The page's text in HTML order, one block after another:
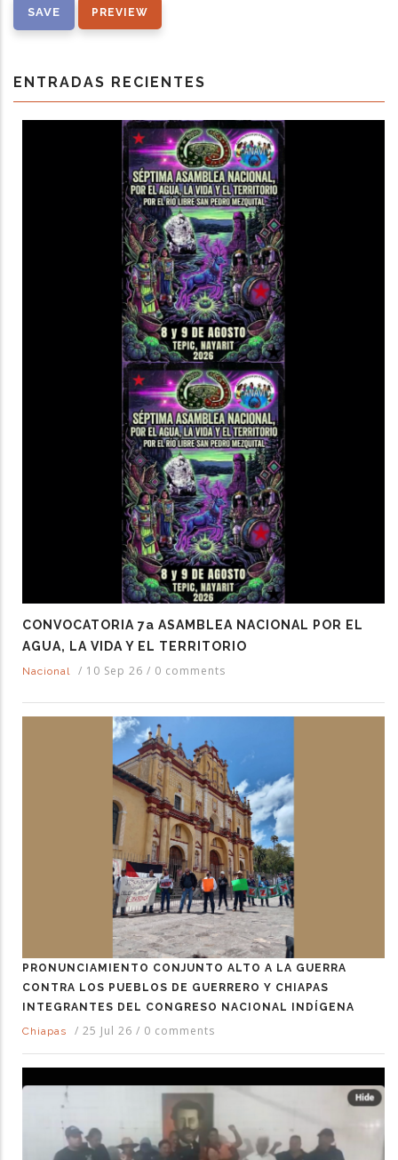
ENTRADAS RECIENTES
CONVOCATORIA 7a ASAMBLEA NACIONAL POR EL
AGUA, LA VIDA Y EL TERRITORIO
Nacional / 10 Sep 26 / 0 comments
PRONUNCIAMIENTO CONJUNTO ALTO A LA GUERRA
CONTRA LOS PUEBLOS DE GUERRERO Y CHIAPAS
INTEGRANTES DEL CONGRESO NACIONAL INDÍGENA
Chiapas
/ 25 Jul 26 / 0 comments